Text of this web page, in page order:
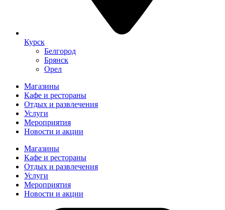
Курск
Белгород
Брянск
Орел
Магазины
Кафе и рестораны
Отдых и развлечения
Услуги
Мероприятия
Новости и акции
Магазины
Кафе и рестораны
Отдых и развлечения
Услуги
Мероприятия
Новости и акции